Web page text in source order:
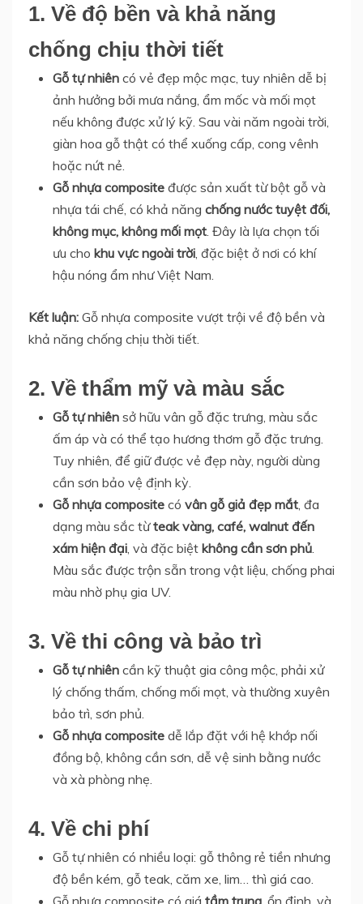
1. Về độ bền và khả năng
chống chịu thời tiết
Gỗ tự nhiên có vẻ đẹp mộc mạc, tuy nhiên dễ bị
ảnh hưởng bởi mưa nắng, ẩm mốc và mối mọt
nếu không được xử lý kỹ. Sau vài năm ngoài trời,
giàn hoa gỗ thật có thể xuống cấp, cong vênh
hoặc nứt nẻ.
Gỗ nhựa composite được sản xuất từ bột gỗ và
nhựa tái chế, có khả năng chống nước tuyệt đối,
không mục, không mối mọt . Đây là lựa chọn tối
ưu cho khu vực ngoài trời , đặc biệt ở nơi có khí
hậu nóng ẩm như Việt Nam.
Kết luận: Gỗ nhựa composite vượt trội về độ bền và
khả năng chống chịu thời tiết.
2. Về thẩm mỹ và màu sắc
Gỗ tự nhiên sở hữu vân gỗ đặc trưng, màu sắc
ấm áp và có thể tạo hương thơm gỗ đặc trưng.
Tuy nhiên, để giữ được vẻ đẹp này, người dùng
cần sơn bảo vệ định kỳ.
Gỗ nhựa composite có vân gỗ giả đẹp mắt , đa
dạng màu sắc từteak vàng, café, walnut đến
xám hiện đại , và đặc biệt không cần sơn phủ
Màu sắc được trộn sẵn trong vật liệu, chống phai
màu nhờ phụ gia UV.
3. Về thi công và bảo trì
Gỗ tự nhiên cần kỹ thuật gia công mộc, phải xử
lý chống thấm, chống mối mọt, và thường xuyên
bảo trì, sơn phủ.
Gỗ nhựa composite dễ lắp đặt với hệ khớp nối
đồng bộ, không cần sơn, dễ vệ sinh bằng nước
và xà phòng nhẹ.
4. Về chi phí
Gỗ tự nhiên có nhiều loại: gỗ thông rẻ tiền nhưng
độ bền kém, gỗ teak, căm xe, lim… thì giá cao.
Gỗ nhựa composite có giá tầm trung , ổn định, và